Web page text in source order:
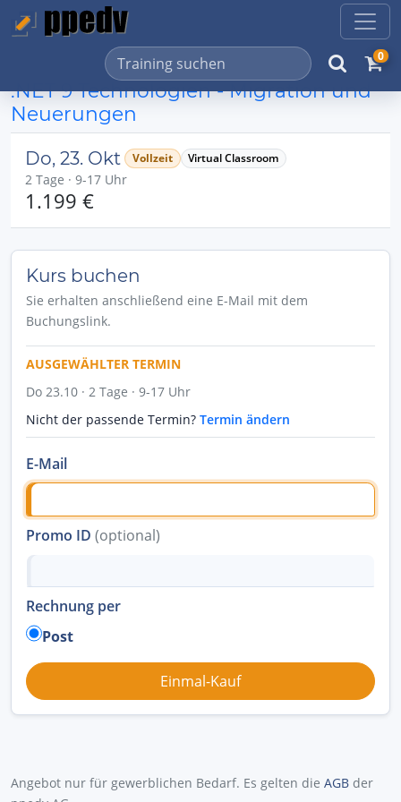
0
.NET 9 Technologien - Migration und
Neuerungen
Do, 23. Okt Vollzeit Virtual Classroom
2 Tage · 9-17 Uhr
1.199 €
Kurs buchen
Sie erhalten anschließend eine E-Mail mit dem
Buchungslink.
AUSGEWÄHLTER TERMIN
Do 23.10 · 2 Tage · 9-17 Uhr
Nicht der passende Termin? Termin ändern
E-Mail
Promo ID (optional)
Rechnung per
Post
Angebot nur für gewerblichen Bedarf. Es gelten die AGB der